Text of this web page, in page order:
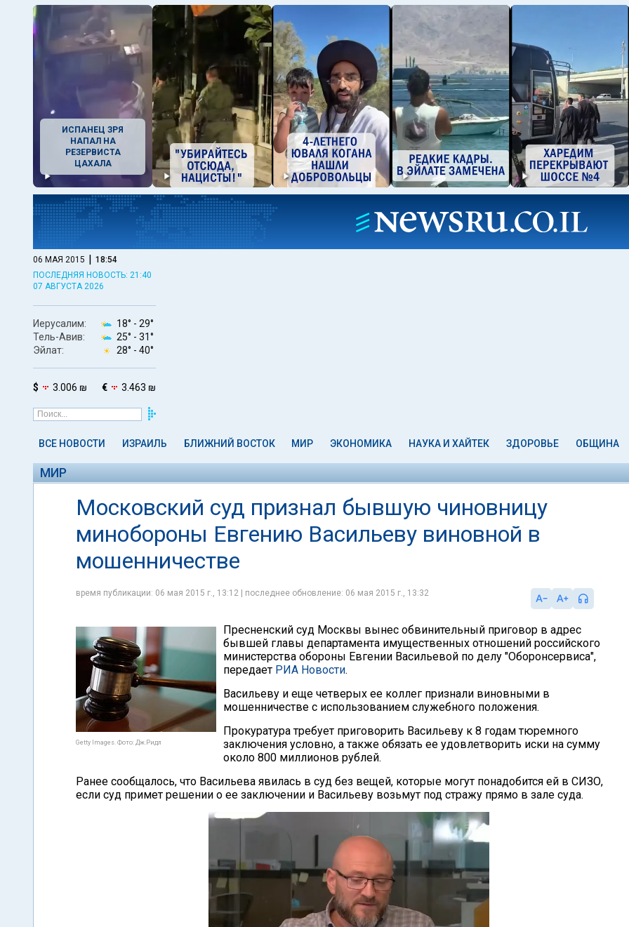
ИСПАНЕЦ ЗРЯ
НАПАЛ НА
РЕЗЕРВИСТА
ЦАХАЛА
06 МАЯ 2015 | 18:54
ПОСЛЕДНЯЯ НОВОСТЬ: 21:40
07 АВГУСТА 2026
Иерусалим: 18° - 29°
Тель-Авив:
25° - 31°
Эйлат:
28° - 40°
$ 3.006 ₪ € 3.463 ₪
ВСЕ НОВОСТИ ИЗРАИЛЬ БЛИЖНИЙ ВОСТОК МИР ЭКОНОМИКА НАУКА И ХАЙТЕК ЗДОРОВЬЕ ОБЩИНА
МИР
Московский суд признал бывшую чиновницу
минобороны Евгению Васильеву виновной в
мошенничестве
время публикации: 06 мая 2015 г., 13:12 | последнее обновление: 06 мая 2015 г., 13:32
Getty Images. Фото: Дж.Ридл
Пресненский суд Москвы вынес обвинительный приговор в адрес
бывшей главы департамента имущественных отношений российского
министерства обороны Евгении Васильевой по делу "Оборонсервиса",
передает РИА Новости.
Васильеву и еще четверых ее коллег признали виновными в
мошенничестве с использованием служебного положения.
Прокуратура требует приговорить Васильеву к 8 годам тюремного
заключения условно, а также обязать ее удовлетворить иски на сумму
около 800 миллионов рублей.
Ранее сообщалось, что Васильева явилась в суд без вещей, которые могут понадобится ей в СИЗО,
если суд примет решении о ее заключении и Васильеву возьмут под стражу прямо в зале суда.